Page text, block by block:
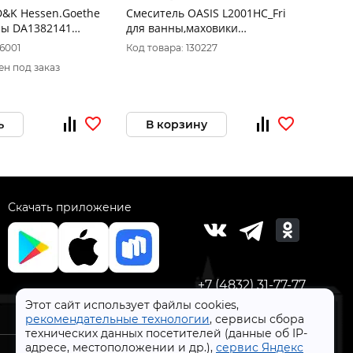
Этот сайт использует файлы cookies,
рекомендательные технологии, сервисы сбора
технических данных посетителей (данные об IP-
адресе, местоположении и др.), сервис Яндекс
Hessen.Goethe
под заказ
Смеситель OASIS L2001НС_Fri
для ванны,маховики
крест,плоский излив
35см,латунный,
Код товара: 130227
В корзину
Скачать приложение
+7 (4832) 31-77-77